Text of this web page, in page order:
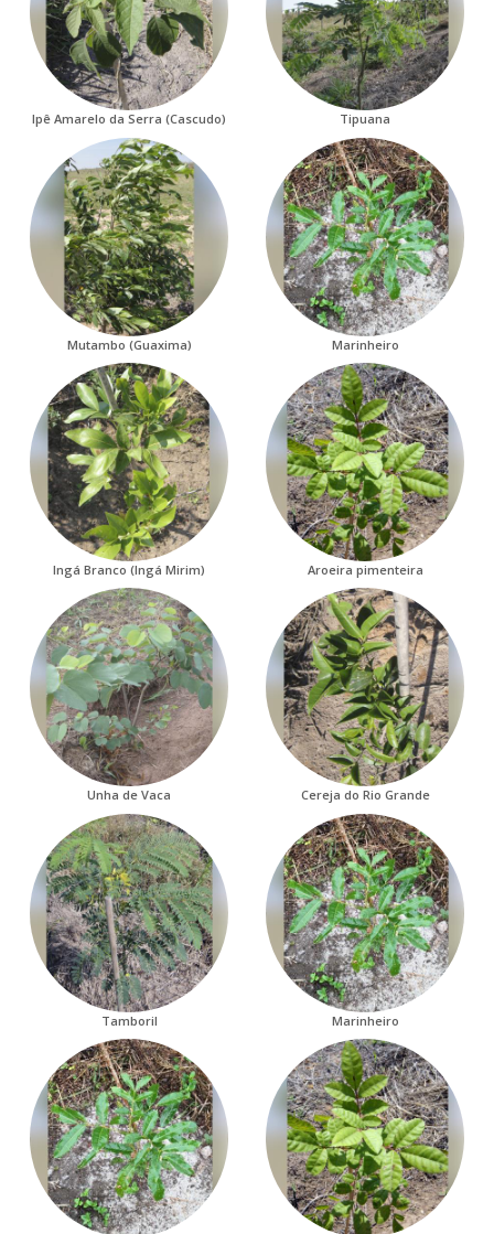
Ipê Amarelo da Serra (Cascudo) Tipuana
Mutambo (Guaxima) Marinheiro
Ingá Branco (Ingá Mirim) Aroeira pimenteira
Unha de Vaca Cereja do Rio Grande
Tamboril Marinheiro